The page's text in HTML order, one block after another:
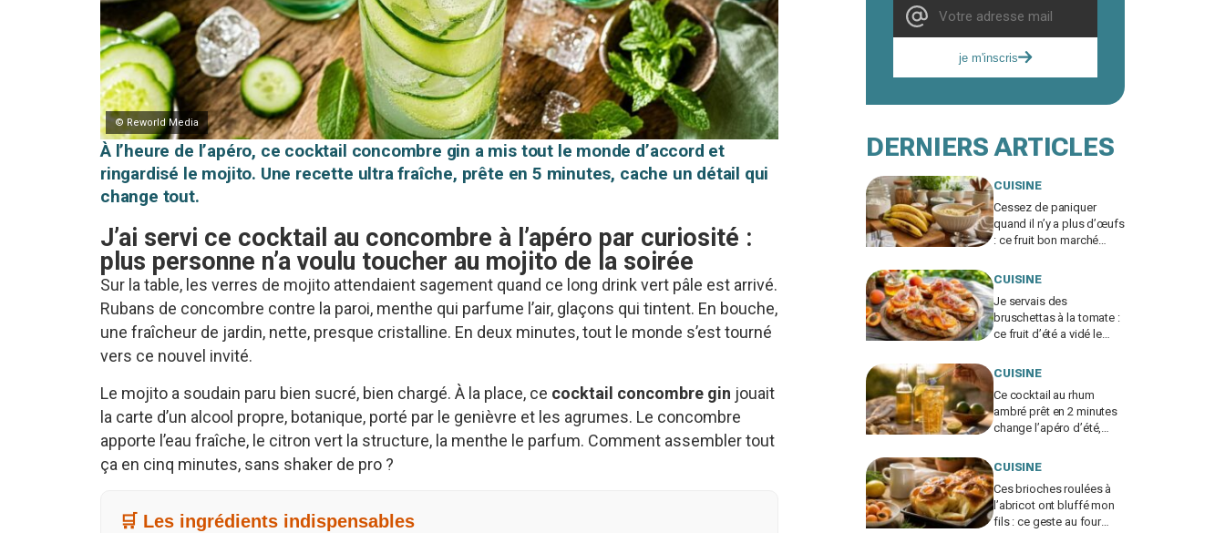
© Reworld Media
À l’heure de l’apéro, ce cocktail concombre gin a mis tout le monde d’accord et
ringardisé le mojito. Une recette ultra fraîche, prête en 5 minutes, cache un détail qui
change tout.
J’ai servi ce cocktail au concombre à l’apéro par curiosité :
plus personne n’a voulu toucher au mojito de la soirée
Sur la table, les verres de mojito attendaient sagement quand ce long drink vert pâle est arrivé.
Rubans de concombre contre la paroi, menthe qui parfume l’air, glaçons qui tintent. En bouche,
une fraîcheur de jardin, nette, presque cristalline. En deux minutes, tout le monde s’est tourné
vers ce nouvel invité.
Le mojito a soudain paru bien sucré, bien chargé. À la place, ce cocktail concombre gin jouait
la carte d’un alcool propre, botanique, porté par le genièvre et les agrumes. Le concombre
apporte l’eau fraîche, le citron vert la structure, la menthe le parfum. Comment assembler tout
ça en cinq minutes, sans shaker de pro ?
🛒 Les ingrédients indispensables
je m'inscris
DERNIERS ARTICLES
CUISINE
Cessez de paniquer
quand il n’y a plus d’œufs
: ce fruit bon marché
vous l’utilisez ainsi
CUISINE
Je servais des
bruschettas à la tomate :
ce fruit d’été a vidé le
ne voulait du reste de
CUISINE
Ce cocktail au rhum
ambré prêt en 2 minutes
change l’apéro d’été,
peut tout gâcher
CUISINE
Ces brioches roulées à
l’abricot ont bluffé mon
fils : ce geste au four